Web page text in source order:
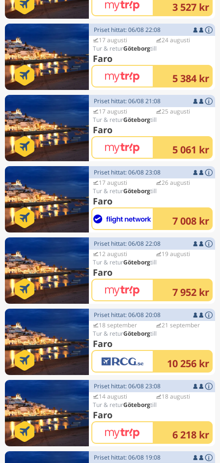
3 527 kr
Priset hittat: 06/08 22:08
17 augusti
Göteborg
Faro
24 augusti
5 384 kr
Priset hittat: 06/08 21:08
17 augusti
Göteborg
Faro
25 augusti
5 061 kr
Priset hittat: 06/08 23:08
17 augusti
Göteborg
Faro
26 augusti
7 008 kr
Priset hittat: 06/08 22:08
12 augusti
Göteborg
Faro
19 augusti
7 952 kr
Priset hittat: 06/08 20:08
18 september
Göteborg
Faro
21 september
10 256 kr
Priset hittat: 06/08 23:08
14 augusti
Göteborg
Faro
18 augusti
6 218 kr
Priset hittat: 06/08 19:08